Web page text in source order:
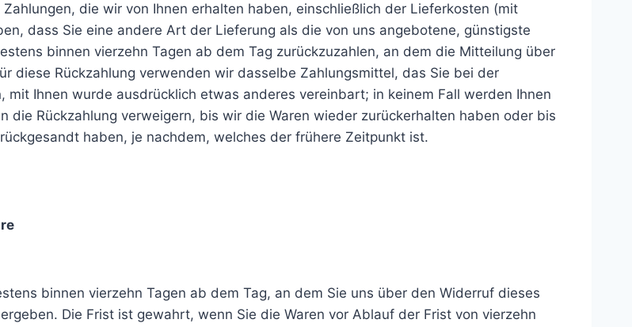
die wir von Ihnen erhalten haben, einschließlich der Lieferkosten (mit
dass Sie eine andere Art der Lieferung als die von uns angebotene, günstigste
binnen vierzehn Tagen ab dem Tag zurückzuzahlen, an dem die Mitteilung über
diese Rückzahlung verwenden wir dasselbe Zahlungsmittel, das Sie bei der
Ihnen wurde ausdrücklich etwas anderes vereinbart; in keinem Fall werden Ihnen
die Rückzahlung verweigern, bis wir die Waren wieder zurückerhalten haben oder bis
haben, je nachdem, welches der frühere Zeitpunkt ist.
binnen vierzehn Tagen ab dem Tag, an dem Sie uns über den Widerruf dieses
Die Frist ist gewahrt, wenn Sie die Waren vor Ablauf der Frist von vierzehn